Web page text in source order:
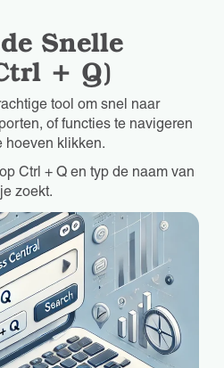
Snelle
+ Q)
tool om snel naar
of functies te navigeren
hoeven klikken.
Ctrl + Q en typ de naam van
zoekt.